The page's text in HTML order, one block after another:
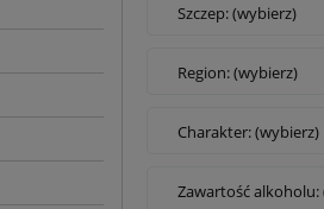
Szczep: (wybierz)
Region: (wybierz)
Charakter: (wybierz)
Zawartość alkoholu: